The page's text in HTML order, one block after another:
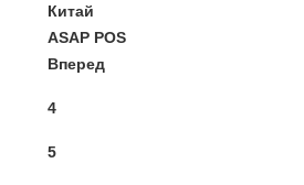
Китай
ASAP POS
Вперед
4
5